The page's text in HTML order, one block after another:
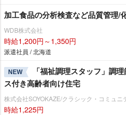
加工食品の分析検査など品質管理/
WDB株式会社
時給1,200円～1,350円
派遣社員 / 北海道
NEW
「福祉調理スタッフ」調
ス付き高齢者向け住宅
株式会社SOYOKAZE/クラシック・コミュニ
時給1,225円